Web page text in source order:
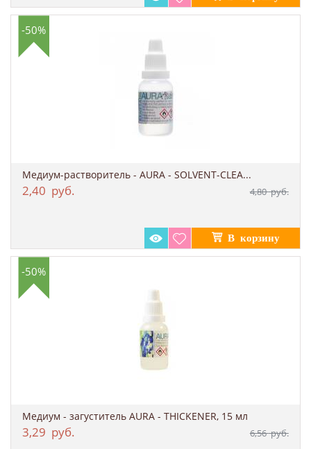
-50%
Медиум-растворитель - AURA - SOLVENT-CLEA...
2,40 руб. 4,80руб.
-50%
Медиум - загуститель AURA - THICKENER, 15 мл
3,29 руб. 6,56руб.